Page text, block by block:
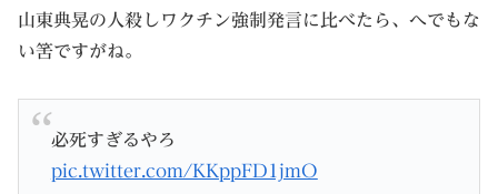
山東典晃の人殺しワクチン強制発言に比べたら、へでもな
い筈ですがね。
必死すぎるやろ
pic.twitter.com/KKppFD1jmO